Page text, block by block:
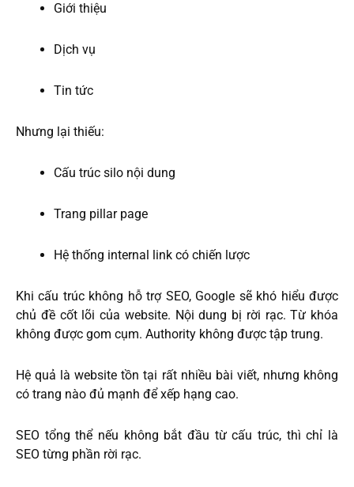
Giới thiệu
Dịch vụ
Tin tức
Nhưng lại thiếu:
Cấu trúc silo nội dung
Trang pillar page
Hệ thống internal link có chiến lược
Khi cấu trúc không hỗ trợ SEO, Google sẽ khó hiểu được
chủ đề cốt lõi của website. Nội dung bị rời rạc. Từ khóa
không được gom cụm. Authority không được tập trung.
Hệ quả là website tồn tại rất nhiều bài viết, nhưng không
có trang nào đủ mạnh để xếp hạng cao.
SEO tổng thể nếu không bắt đầu từ cấu trúc, thì chỉ là
SEO từng phần rời rạc.